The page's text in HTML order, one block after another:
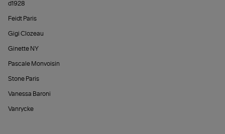
d1928
Feidt Paris
Gigi Clozeau
Ginette NY
Pascale Monvoisin
Stone Paris
Vanessa Baroni
Vanrycke